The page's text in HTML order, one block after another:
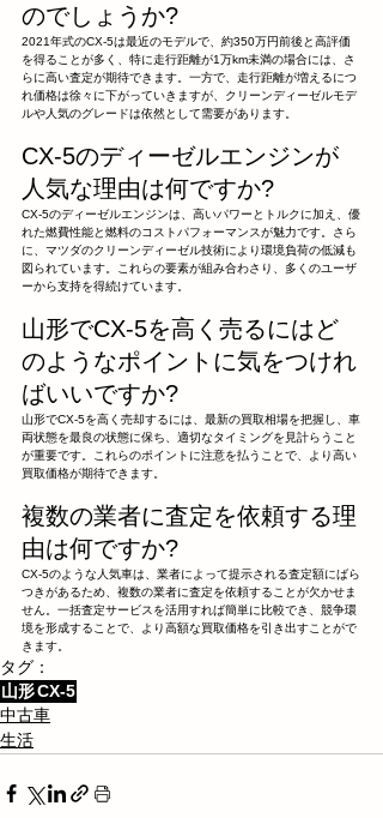
のでしょうか?
2021年式のCX-5は最近のモデルで、約350万円前後と高評価
を得ることが多く、特に走行距離が1万km未満の場合には、さ
らに高い査定が期待できます。一方で、走行距離が増えるにつ
れ価格は徐々に下がっていきますが、クリーンディーゼルモデ
ルや人気のグレードは依然として需要があります。
CX-5のディーゼルエンジンが
人気な理由は何ですか?
CX-5のディーゼルエンジンは、高いパワーとトルクに加え、優
れた燃費性能と燃料のコストパフォーマンスが魅力です。さら
に、マツダのクリーンディーゼル技術により環境負荷の低減も
図られています。これらの要素が組み合わさり、多くのユーザ
ーから支持を得続けています。
山形でCX-5を高く売るにはど
のようなポイントに気をつけれ
ばいいですか?
山形でCX-5を高く売却するには、最新の買取相場を把握し、車
両状態を最良の状態に保ち、適切なタイミングを見計らうこと
が重要です。これらのポイントに注意を払うことで、より高い
買取価格が期待できます。
複数の業者に査定を依頼する理
由は何ですか?
CX-5のような人気車は、業者によって提示される査定額にばら
つきがあるため、複数の業者に査定を依頼することが欠かせま
せん。一括査定サービスを活用すれば簡単に比較でき、競争環
境を形成することで、より高額な買取価格を引き出すことがで
きます。
タグ：
山形CX-5
中古車
生活